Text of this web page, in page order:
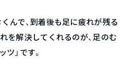
んで、到着後も足に疲れが残る
を解決してくれるのが、足のむ
」です。